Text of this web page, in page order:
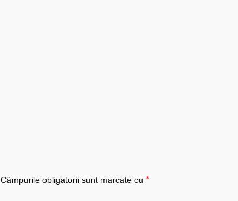
Câmpurile obligatorii sunt marcate cu *